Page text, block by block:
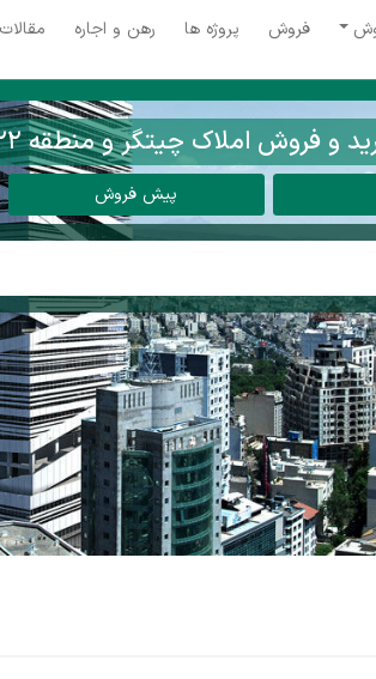
فروش پروژه ها رهن و اجاره مقالات
املاک چیتگر و منطقه ۲۲ تهران
پیش فروش